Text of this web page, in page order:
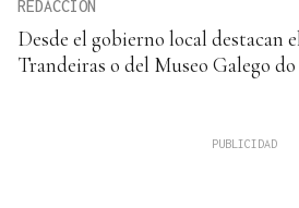
REDACCIÓN
Desde el gobierno local destacan
Trandeiras o del Museo Galego